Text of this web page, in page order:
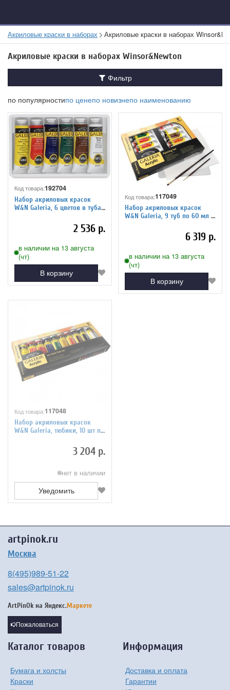
Акриловые краски в наборах Акриловые краски в наборах
Акриловые краски в наборах Winsor&Newton
Фильтр
по популярностипо ценепо новизнепо наименованию
Код товара:192704
Набор акриловых красок
W&N Galeria, 6 цветов в тубах
2 536 р.
в наличии на 13 августа
(чт)
В корзину
Код товара:117049
Набор акриловых красок
W&N Galeria, 9 туб по 60 мл +
6 319 р.
в наличии на 13 августа
(чт)
В корзину
Код товара:117048
Набор акриловых красок
W&N Galeria, тюбики, 10 шт по
3 204 р.
нет в наличии
Уведомить
artpinok.ru
Москва
8(495)989-51-22
sales@artpinok.ru
ArtPinOk на Яндекс.Маркете
Пожаловаться
Каталог товаров
Бумага и холсты
Краски
Информация
Доставка и оплата
Гарантии